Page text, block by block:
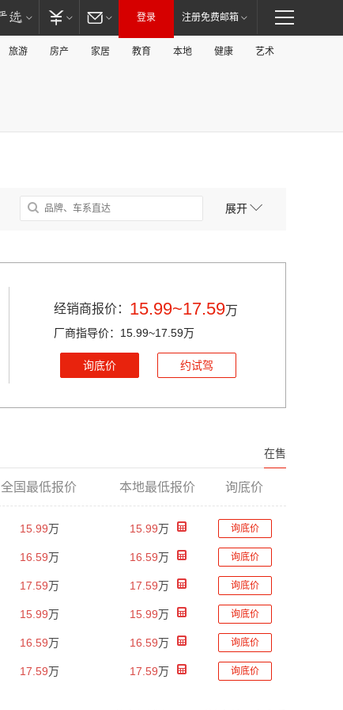
登录 注册免费邮箱
旅游 房产 家居 教育 本地 健康 艺术
展开
经销商报价： 15.99~17.59万
厂商指导价：15.99~17.59万
询底价 约试驾
在售
全国最低报价 本地最低报价 询底价
15.99万 15.99万 询底价
16.59万 16.59万 询底价
17.59万 17.59万 询底价
15.99万 15.99万 询底价
16.59万 16.59万 询底价
17.59万 17.59万 询底价